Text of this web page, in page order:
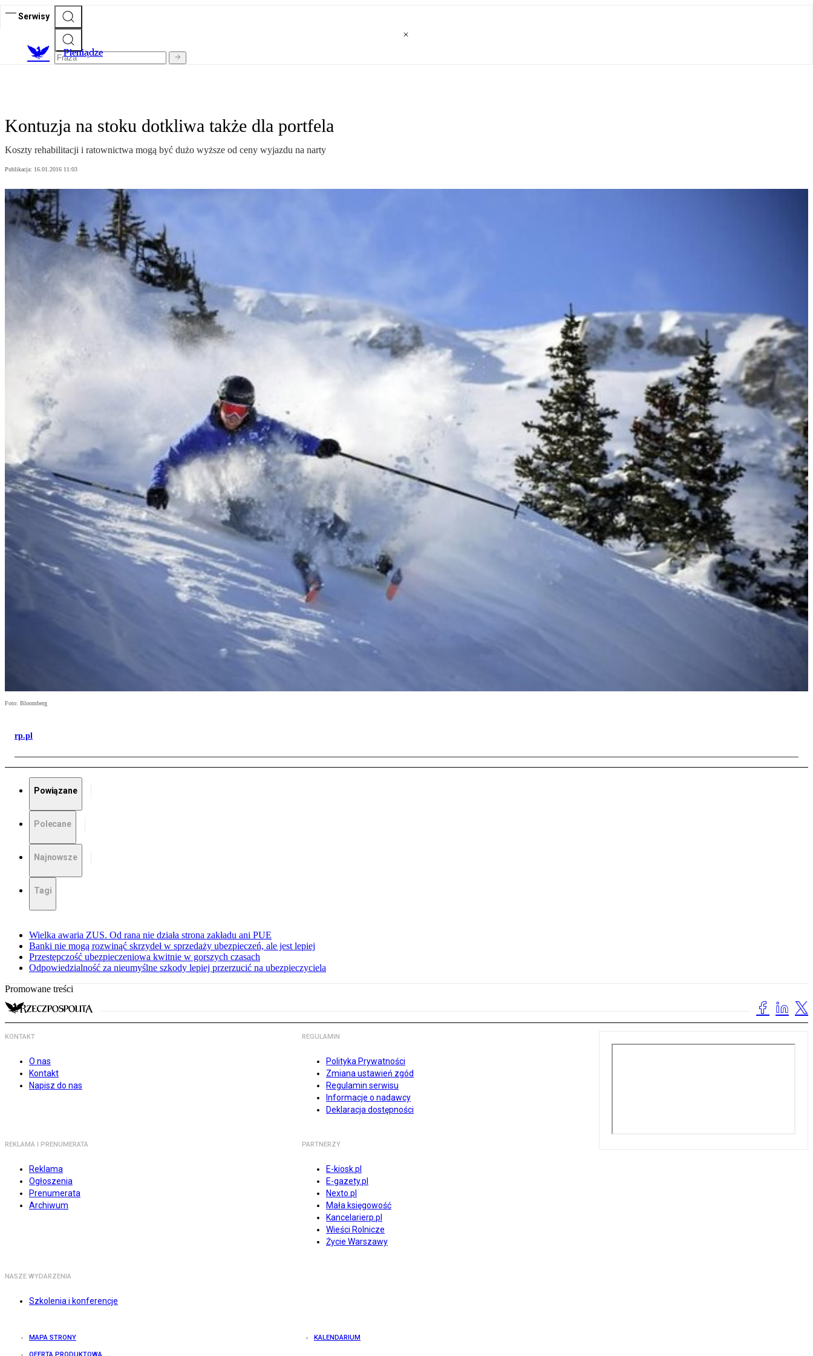
Serwisy
Pieniądze
Kontuzja na stoku dotkliwa także dla portfela
Koszty rehabilitacji i ratownictwa mogą być dużo wyższe od ceny wyjazdu na narty
Publikacja: 16.01.2016 11:03
Foto: Bloomberg
rp.pl
Powiązane
Polecane
Najnowsze
Tagi
Wielka awaria ZUS. Od rana nie działa strona zakładu ani PUE
Banki nie mogą rozwinąć skrzydeł w sprzedaży ubezpieczeń, ale jest lepiej
Przestępczość ubezpieczeniowa kwitnie w gorszych czasach
Odpowiedzialność za nieumyślne szkody lepiej przerzucić na ubezpieczyciela
Promowane treści
KONTAKT
O nas
Kontakt
Napisz do nas
REGULAMIN
Polityka Prywatności
Zmiana ustawień zgód
Regulamin serwisu
Informacje o nadawcy
Deklaracja dostępności
REKLAMA I PRENUMERATA
Reklama
Ogłoszenia
Prenumerata
Archiwum
PARTNERZY
E-kiosk.pl
E-gazety.pl
Nexto.pl
Mała księgowość
Kancelarierp.pl
Wieści Rolnicze
Życie Warszawy
NASZE WYDARZENIA
Szkolenia i konferencje
MAPA STRONY KALENDARIUM